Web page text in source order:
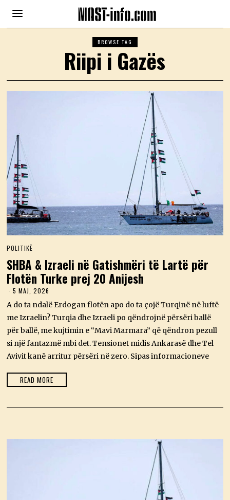
BROWSE TAG
Riipi i Gazës
POLITIKË
SHBA & Izraeli në Gatishmëri të Lartë për
Flotën Turke prej 20 Anijesh
5 MAJ, 2026
A
J
2
0
2
6
A do ta ndalë Erdogan flotën apo do ta çojë Turqinë në luftë
me Izraelin? Turqia dhe Izraeli po qëndrojnë përsëri ballë
për ballë, me kujtimin e “Mavi Marmara” që qëndron pezull
si një fantazmë mbi det. Tensionet midis Ankarasë dhe Tel
Avivit kanë arritur përsëri në zero. Sipas informacioneve
READ MORE